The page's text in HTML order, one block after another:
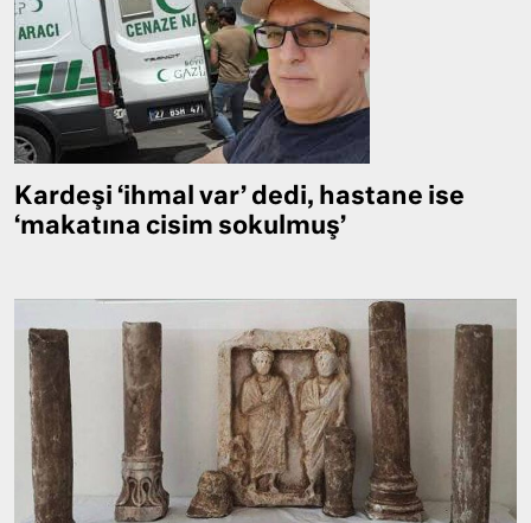
Kardeşi ‘ihmal var’ dedi, hastane ise
‘makatına cisim sokulmuş’